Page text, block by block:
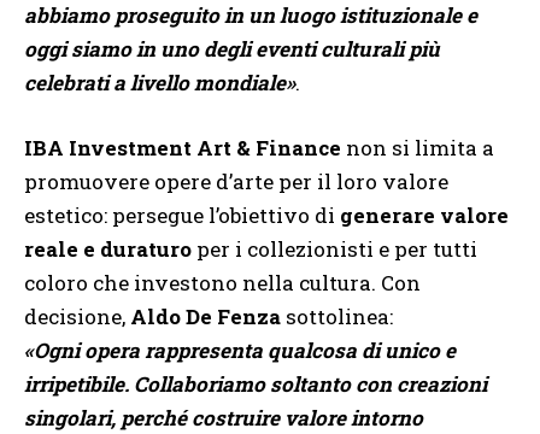
abbiamo proseguito in un luogo istituzionale e
oggi siamo in uno degli eventi culturali più
celebrati a livello mondiale».
IBA Investment Art & Finance non si limita a
promuovere opere d’arte per il loro valore
estetico: persegue l’obiettivo di generare valore
reale e duraturo per i collezionisti e per tutti
coloro che investono nella cultura. Con
decisione, Aldo De Fenza sottolinea:
«Ogni opera rappresenta qualcosa di unico e
irripetibile. Collaboriamo soltanto con creazioni
singolari, perché costruire valore intorno